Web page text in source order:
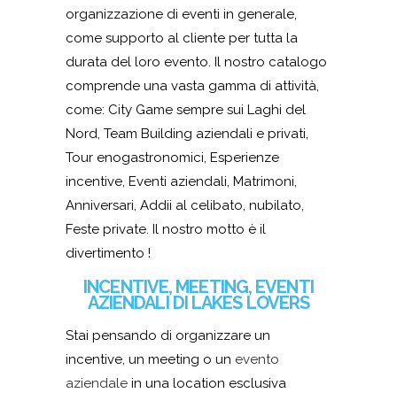
organizzazione di eventi in generale,
come supporto al cliente per tutta la
durata del loro evento. Il nostro catalogo
comprende una vasta gamma di attività,
come: City Game sempre sui Laghi del
Nord, Team Building aziendali e privati,
Tour enogastronomici, Esperienze
incentive, Eventi aziendali, Matrimoni,
Anniversari, Addii al celibato, nubilato,
Feste private. Il nostro motto è il
divertimento !
INCENTIVE, MEETING, EVENTI
AZIENDALI DI LAKES LOVERS
Stai pensando di organizzare un
incentive, un meeting o un evento
aziendale in una location esclusiva